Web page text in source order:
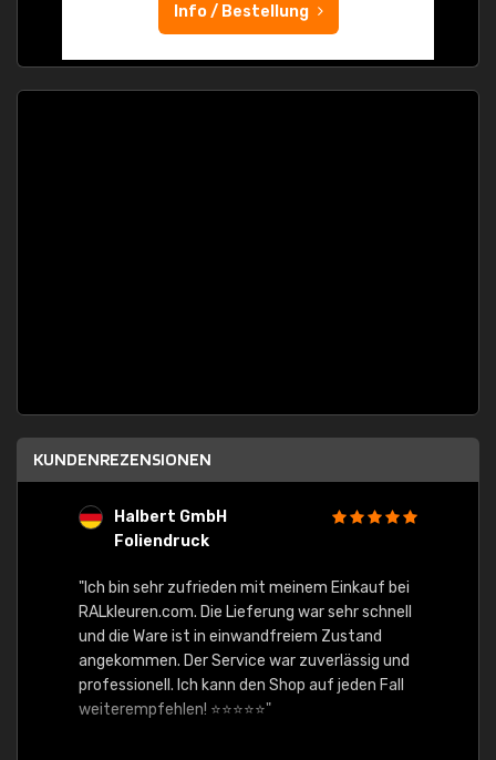
Info / Bestellung
KUNDENREZENSIONEN
Halbert GmbH
Foliendruck
"Ich bin sehr zufrieden mit meinem Einkauf bei
RALkleuren.com. Die Lieferung war sehr schnell
und die Ware ist in einwandfreiem Zustand
angekommen. Der Service war zuverlässig und
professionell. Ich kann den Shop auf jeden Fall
weiterempfehlen! ⭐⭐⭐⭐⭐"